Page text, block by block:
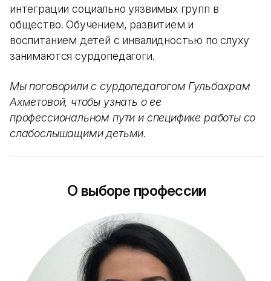
интеграции социально уязвимых групп в
общество. Обучением, развитием и
воспитанием детей с инвалидностью по слуху
занимаются сурдопедагоги.
Мы поговорили с сурдопедагогом Гульбахрам
Ахметовой, чтобы узнать о ее
профессиональном пути и специфике работы со
слабослышащими детьми.
О выборе профессии